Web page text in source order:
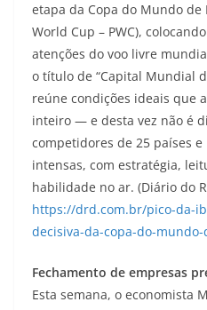
etapa da Copa do Mundo
World Cup – PWC),
atenções do voo livre
o título de “Capital Mundial
reúne condições ideais que
inteiro — e desta vez não é
competidores de 25 países
intensas, com estratégia,
habilidade no ar. (Diário do
https://drd.com.br/pico-da-
decisiva-da-copa-do-
Fechamento de empresas
Esta semana, o economista